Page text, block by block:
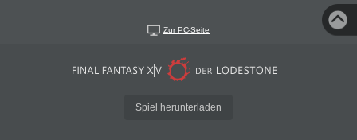
Zur PC-Seite
Spiel herunterladen